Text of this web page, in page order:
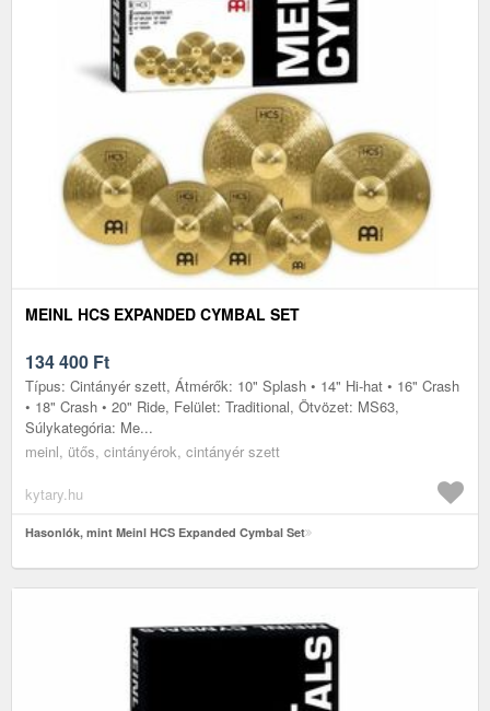
MEINL HCS EXPANDED CYMBAL SET
134 400 Ft
Típus: Cintányér szett, Átmérők: 10" Splash • 14" Hi-hat • 16" Crash
• 18" Crash • 20" Ride, Felület: Traditional, Ötvözet: MS63,
Súlykategória: Me...
meinl, ütős, cintányérok, cintányér szett
kytary.hu
Hasonlók, mint Meinl HCS Expanded Cymbal Set